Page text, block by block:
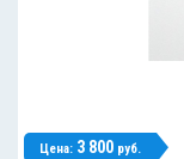
Цена:3 800 руб.